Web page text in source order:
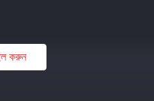
​​করুন